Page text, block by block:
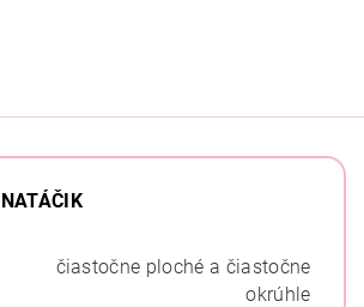
čiastočne ploché a čiastočne
okrúhle